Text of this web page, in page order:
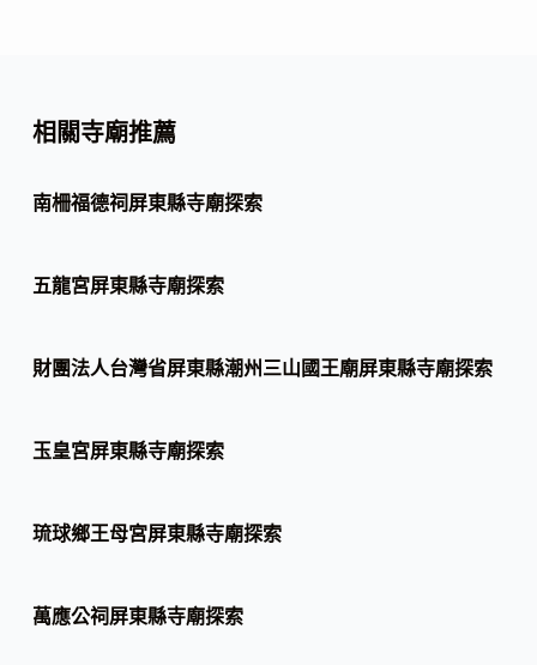
相關寺廟推薦
南柵福德祠屏東縣寺廟探索
五龍宮屏東縣寺廟探索
財團法人台灣省屏東縣潮州三山國王廟屏東縣寺廟探索
玉皇宮屏東縣寺廟探索
琉球鄉王母宮屏東縣寺廟探索
萬應公祠屏東縣寺廟探索